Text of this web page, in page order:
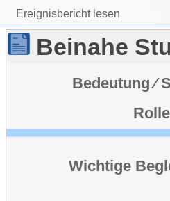
Ereignisbericht lesen
Beinahe
Bedeutung ⁄
Wichtige